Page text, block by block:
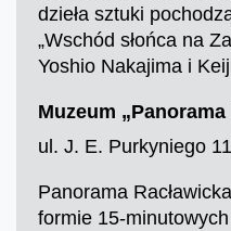
dzieła sztuki
„Wschód słońca na
Yoshio Nakajima i
Muzeum „Panorama
ul. J. E. Purkyniego 11
Panorama
formie 15-